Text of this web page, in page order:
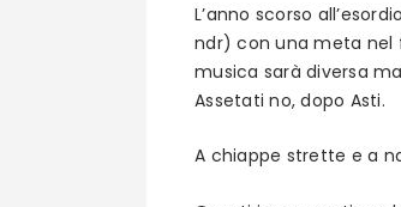
L’anno scorso
ndr) con una meta nel
musica sarà diversa
Assetati no, dopo Asti.
A chiappe strette e a